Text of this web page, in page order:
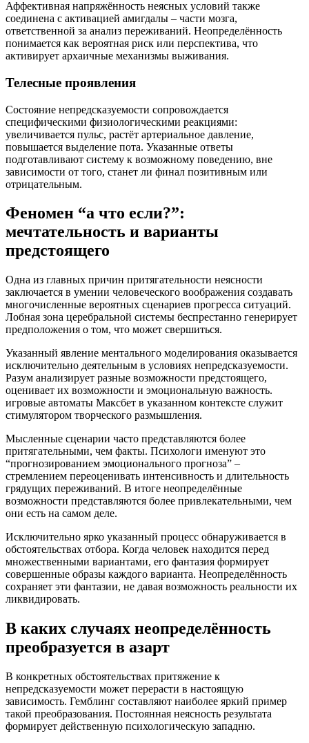
Аффективная напряжённость неясных условий также
соединена с активацией амигдалы – части мозга,
ответственной за анализ переживаний. Неопределённость
понимается как вероятная риск или перспектива, что
активирует архаичные механизмы выживания.
Телесные проявления
Состояние непредсказуемости сопровождается
специфическими физиологическими реакциями:
увеличивается пульс, растёт артериальное давление,
повышается выделение пота. Указанные ответы
подготавливают систему к возможному поведению, вне
зависимости от того, станет ли финал позитивным или
отрицательным.
Феномен “а что если?”:
мечтательность и варианты
предстоящего
Одна из главных причин притягательности неясности
заключается в умении человеческого воображения создавать
многочисленные вероятных сценариев прогресса ситуаций.
Лобная зона церебральной системы беспрестанно генерирует
предположения о том, что может свершиться.
Указанный явление ментального моделирования оказывается
исключительно деятельным в условиях непредсказуемости.
Разум анализирует разные возможности предстоящего,
оценивает их возможности и эмоциональную важность.
игровые автоматы Максбет в указанном контексте служит
стимулятором творческого размышления.
Мысленные сценарии часто представляются более
притягательными, чем факты. Психологи именуют это
“прогнозированием эмоционального прогноза” –
стремлением переоценивать интенсивность и длительность
грядущих переживаний. В итоге неопределённые
возможности представляются более привлекательными, чем
они есть на самом деле.
Исключительно ярко указанный процесс обнаруживается в
обстоятельствах отбора. Когда человек находится перед
множественными вариантами, его фантазия формирует
совершенные образы каждого варианта. Неопределённость
сохраняет эти фантазии, не давая возможность реальности их
ликвидировать.
В каких случаях неопределённость
преобразуется в азарт
В конкретных обстоятельствах притяжение к
непредсказуемости может перерасти в настоящую
зависимость. Гемблинг составляют наиболее яркий пример
такой преобразования. Постоянная неясность результата
формирует действенную психологическую западню.